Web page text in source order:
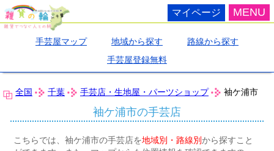
MENU
マイページ
手芸屋マップ 地域から探す
路線から探す
手芸屋登録無料
全国 千葉 手芸店・生地屋・パーツショップ 袖ケ浦市
袖ケ浦市の手芸店
こちらでは、袖ケ浦市の手芸店を地域別・路線別から探すこと